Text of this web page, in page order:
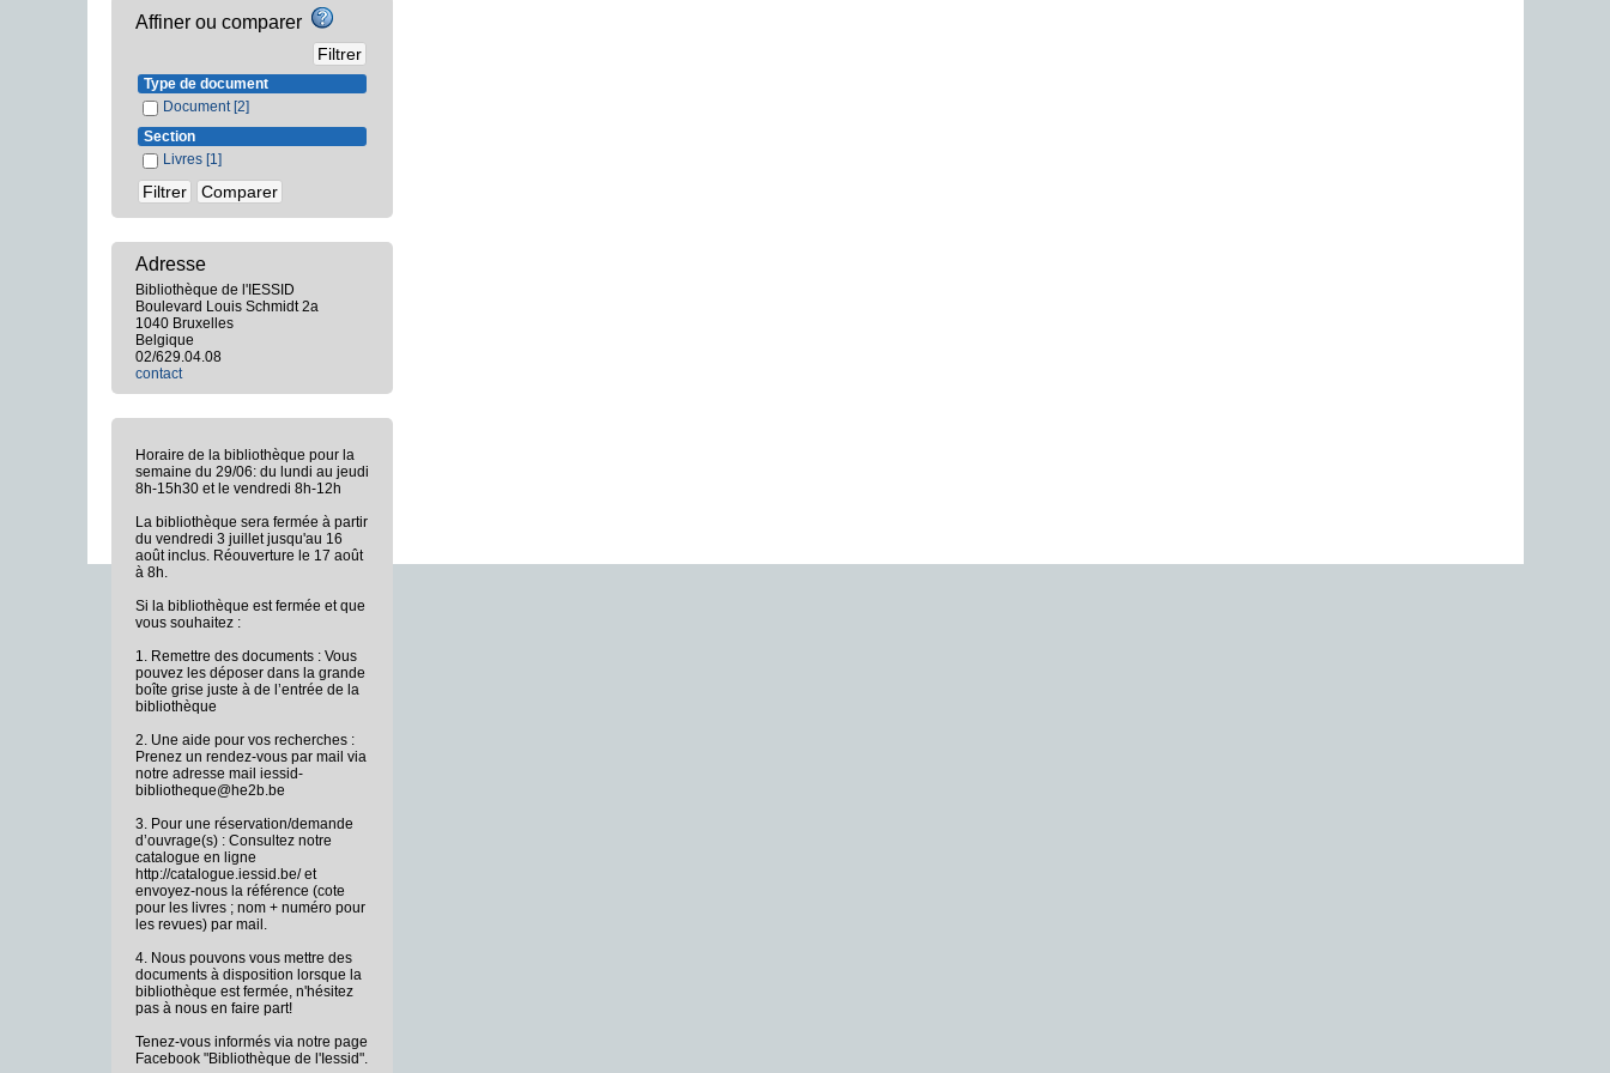
Affiner ou comparer
Type de document
Document [2]
Section
Livres [1]
Adresse
Bibliothèque de l'IESSID
Boulevard Louis Schmidt 2a
1040 Bruxelles
Belgique
02/629.04.08
contact
Horaire de la bibliothèque pour la
semaine du 29/06: du lundi au jeudi
8h-15h30 et le vendredi 8h-12h
La bibliothèque sera fermée à partir
du vendredi 3 juillet jusqu'au 16
août inclus. Réouverture le 17 août
à 8h.
Si la bibliothèque est fermée et que
vous souhaitez :
1. Remettre des documents : Vous
pouvez les déposer dans la grande
boîte grise juste à de l’entrée de la
bibliothèque
2. Une aide pour vos recherches :
Prenez un rendez-vous par mail via
notre adresse mail iessid-
bibliotheque@he2b.be
3. Pour une réservation/demande
d’ouvrage(s) : Consultez notre
catalogue en ligne
http://catalogue.iessid.be/ et
envoyez-nous la référence (cote
pour les livres ; nom + numéro pour
les revues) par mail.
4. Nous pouvons vous mettre des
documents à disposition lorsque la
bibliothèque est fermée, n'hésitez
pas à nous en faire part!
Tenez-vous informés via notre page
Facebook "Bibliothèque de l'Iessid".